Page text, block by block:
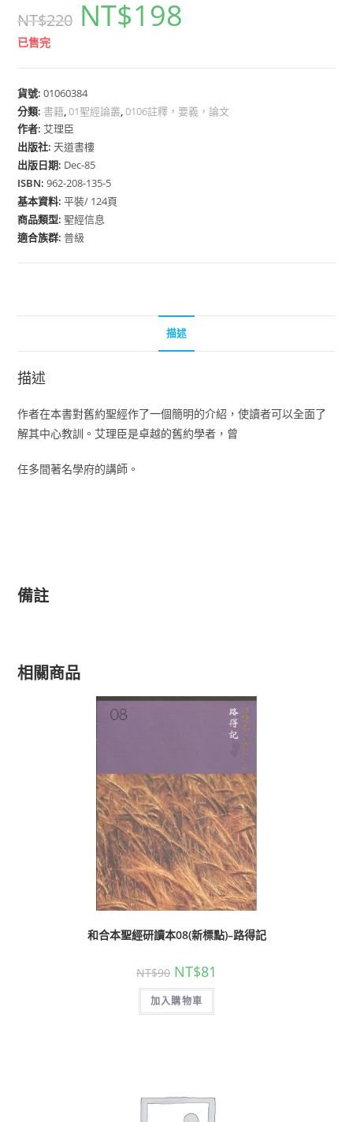
NT$220 NT$198
已售完
貨號:01060384
分類: 書籍,01聖經論叢,0106註釋，要義，論文
作者:艾理臣
出版社:天道書樓
出版日期: Dec-85
ISBN:962-208-135-5
基本資料:平裝/ 124頁
商品類型:聖經信息
適合族群:普級
描述
描述
作者在本書對舊約聖經作了一個簡明的介紹，使讀者可以全面了
解其中心教訓。艾理臣是卓越的舊約學者，曾
任多間著名學府的講師。
備註
相關商品
和合本聖經研讀本08(新標點)–路得記
NT$90 NT$81
加入購物車